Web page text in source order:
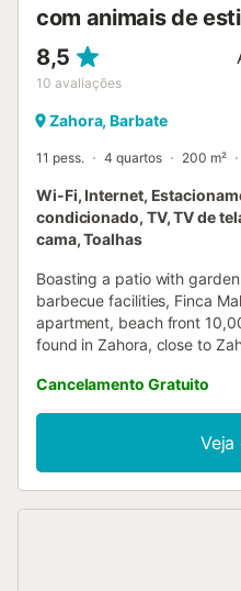
com animais de
8,5
10 avaliações
Zahora, Barbate
11 pess. 4 quartos 200 m²
Wi-Fi, Internet,
condicionado, TV, TV de
cama, Toalhas
Boasting a patio with
barbecue facilities, Finca
apartment, beach front
found in Zahora, close to
Cancelamento Gratuito